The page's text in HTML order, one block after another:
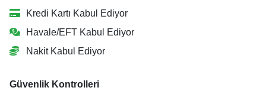
Kredi Kartı Kabul Ediyor
Havale/EFT Kabul Ediyor
Nakit Kabul Ediyor
Güvenlik Kontrolleri